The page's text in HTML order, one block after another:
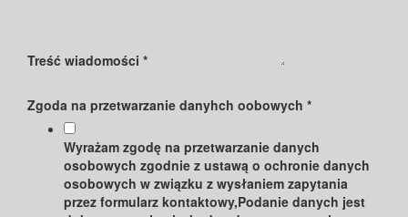
Treść wiadomości *
Zgoda na przetwarzanie danyhch oobowych *
Wyrażam zgodę na przetwarzanie danych
osobowych zgodnie z ustawą o ochronie danych
osobowych w związku z wysłaniem zapytania
przez formularz kontaktowy,Podanie danych jest